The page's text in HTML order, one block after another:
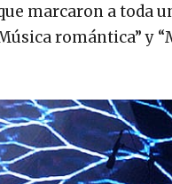
marcaron a toda
romántica” y